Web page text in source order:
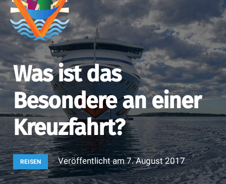
Was ist das
Besondere an einer
Kreuzfahrt?
REISEN Veröffentlicht am7. August 2017